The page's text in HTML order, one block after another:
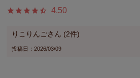
4.50
りこりんご 2
投稿日 2026/03/09